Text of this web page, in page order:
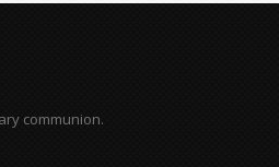
communion.